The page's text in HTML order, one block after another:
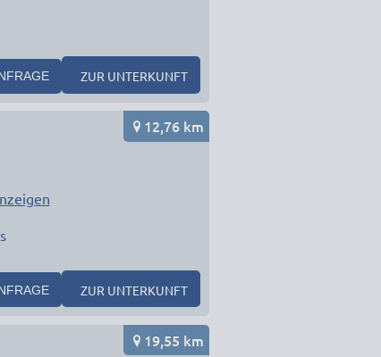
ZUR UNTERKUNFT
12,76 km
ZUR UNTERKUNFT
19,55 km